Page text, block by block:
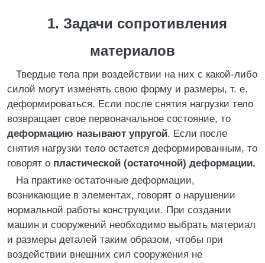
1. Задачи сопротивления
материалов
Твердые тела при воздействии на них с какой-либо
силой могут изменять свою форму и размеры, т. е.
деформироваться. Если после снятия нагрузки тело
возвращает свое первоначальное состояние, то
деформацию называют упругой. Если после
снятия нагрузки тело остается деформированным, то
говорят о пластической (остаточной) деформации.
На практике остаточные деформации,
возникающие в элементах, говорят о нарушении
нормальной работы конструкции. При создании
машин и сооружений необходимо выбрать материал
и размеры деталей таким образом, чтобы при
воздействии внешних сил сооружения не